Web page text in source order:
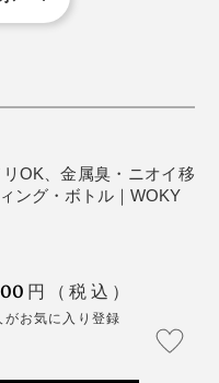
化は下図の通り。温か
たいまま、
一日中おい
とり馴染み、持つたび
は「ワンプッシュ」、
は「シルクハット」
をそろえて楽しんでし
OK、金属臭・ニオイ移
ング・ボトル｜WOKY
円（税込）
がお気に入り登録